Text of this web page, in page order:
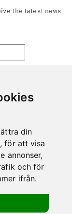
din
för att visa
annonser,
och för
ifrån.
the latest news
we can help